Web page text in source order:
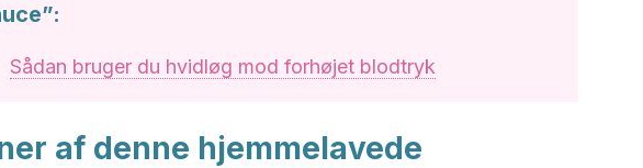
Sådan bruger du hvidløg mod forhøjet blodtryk
af denne hjemmelavede